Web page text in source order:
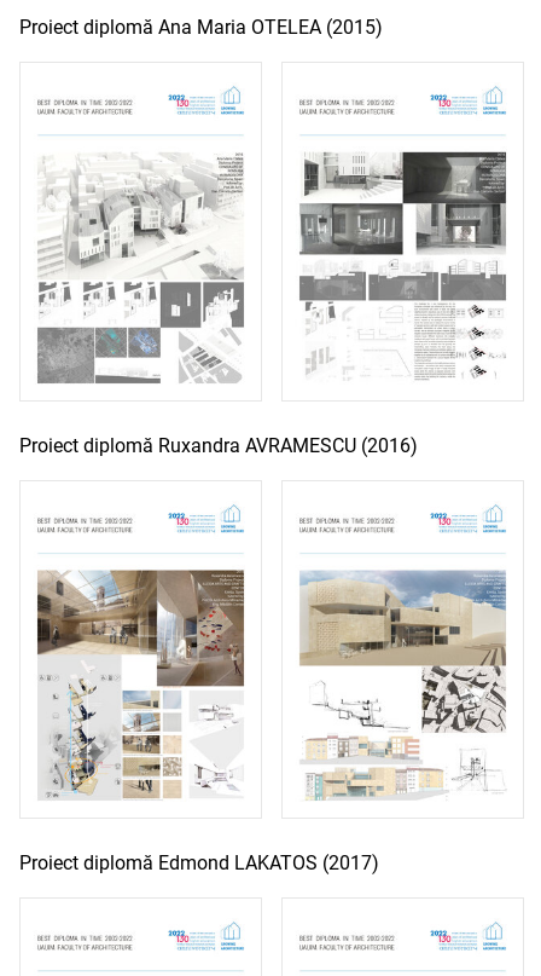
Proiect diplomă Ana Maria OTELEA (2015)
Proiect diplomă Ruxandra AVRAMESCU (2016)
Proiect diplomă Edmond LAKATOS (2017)